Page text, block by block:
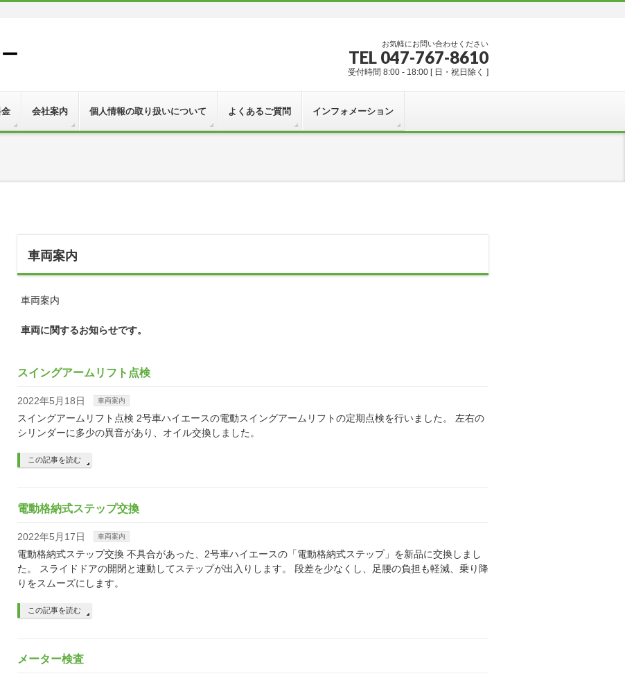
お気軽にお問い合わせください
TEL 047-767-8610
受付時間 8:00 - 18:00 [ 日・祝日除く ]
会社案内 個人情報の取り扱いについて よくあるご質問 インフォメーション
車両案内
車両案内
車両に関するお知らせです。
スイングアームリフト点検
2022年5月18日 車両案内
スイングアームリフト点検 2号車ハイエースの電動スイングアームリフトの定期点検を行いました。 左右の
シリンダーに多少の異音があり、オイル交換しました。
この記事を読む
電動格納式ステップ交換
2022年5月17日 車両案内
電動格納式ステップ交換 不具合があった、2号車ハイエースの「電動格納式ステップ」を新品に交換しまし
た。 スライドドアの開閉と連動してステップが出入りします。 段差を少なくし、足腰の負担も軽減、乗り降
りをスムーズにします。
この記事を読む
メーター検査